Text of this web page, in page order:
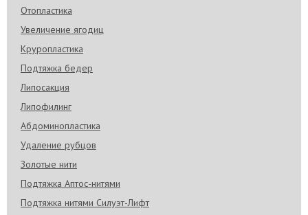
Отопластика
Увеличение ягодиц
Круропластика
Подтяжка бедер
Липосакция
Липофилинг
Абдоминопластика
Удаление рубцов
Золотые нити
Подтяжка Аптос-нитями
Подтяжка нитями Силуэт-Лифт